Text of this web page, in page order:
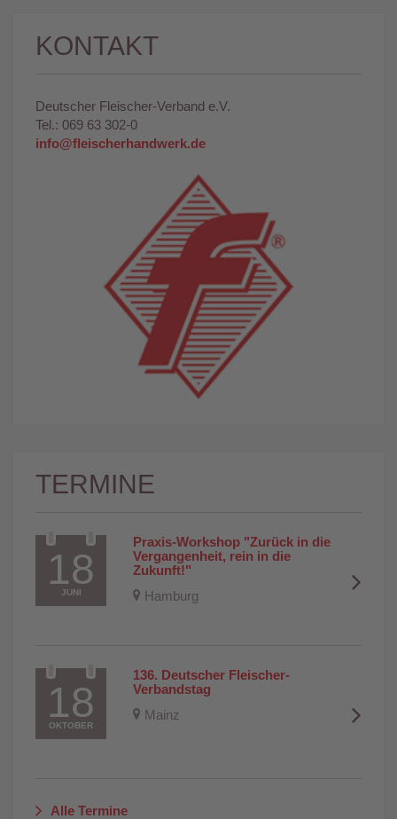
KONTAKT
Deutscher Fleischer-Verband e.V.
Tel.: 069 63 302-0
info@fleischerhandwerk.de
TERMINE
18
JUNI
Praxis-Workshop "Zurück in die
Vergangenheit, rein in die
Zukunft!"
Hamburg
18
OKTOBER
136. Deutscher Fleischer-
Verbandstag
Mainz
Alle Termine